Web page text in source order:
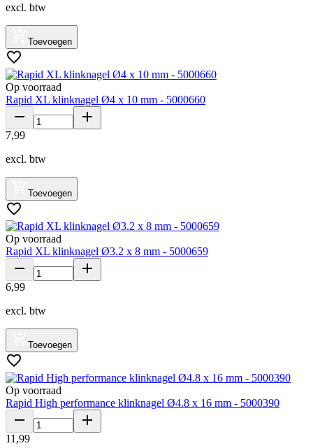
excl. btw
Toevoegen
Op voorraad
Rapid XL klinknagel Ø4 x 10 mm - 5000660
7,99
excl. btw
Toevoegen
Op voorraad
Rapid XL klinknagel Ø3.2 x 8 mm - 5000659
6,99
excl. btw
Toevoegen
Op voorraad
Rapid High performance klinknagel Ø4.8 x 16 mm - 5000390
11 ,99